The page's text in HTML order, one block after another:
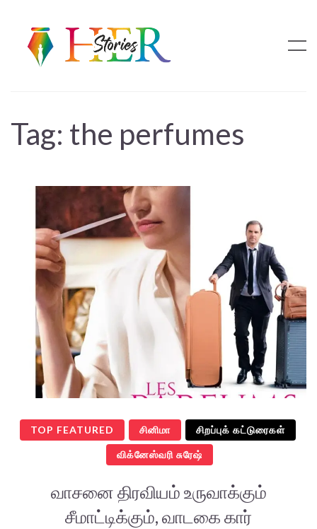
Tag: the perfumes
TOP FEATURED சினிமா சிறப்புக் கட்டுரைகள்
விக்னேஸ்வரி சுரேஷ்
வாசனை திரவியம் உருவாக்கும்
சீமாட்டிக்கும், வாடகை கார்